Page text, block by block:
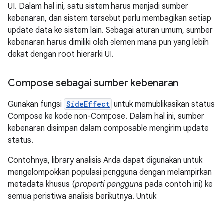
UI. Dalam hal ini, satu sistem harus menjadi sumber
kebenaran, dan sistem tersebut perlu membagikan setiap
update data ke sistem lain. Sebagai aturan umum, sumber
kebenaran harus dimiliki oleh elemen mana pun yang lebih
dekat dengan root hierarki UI.
Compose sebagai sumber kebenaran
Gunakan fungsi SideEffect untuk memublikasikan status
Compose ke kode non-Compose. Dalam hal ini, sumber
kebenaran disimpan dalam composable mengirim update
status.
Contohnya, library analisis Anda dapat digunakan untuk
mengelompokkan populasi pengguna dengan melampirkan
metadata khusus (properti pengguna pada contoh ini) ke
semua peristiwa analisis berikutnya. Untuk